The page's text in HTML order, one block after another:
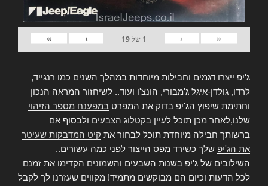
«
‹
1 של19
›
»
ג'יפ ייצרו דגמים וחבילות מיוחדות במהלך השנים כמו רנגייד,
לרדו, גולדן-איגל ג'מבורי, הונצ'ו ועוד.. לשיחזור המראה הנכון
וחתימת שיפוץ הג'יפ בדוק את המפרט במפענח מספר הזיהוי
שלנו,לאחר מכן תוכל לעיין בקטלוג הצבעים ולבסוף אם
ברשותך חבילה מיוחדת תוכל לבחור את קיט המדבקות שעיטר
את הג'יפ שלך כשירד מפס הייצור לפני כמה עשורים..
השילובים של ג'יפ בשנות השבעים והשמונים הקדימו את זמנם
לכל הדעות וכיום הם מבוקשים מתמיד! מקווים שעזרנו לך לקבל